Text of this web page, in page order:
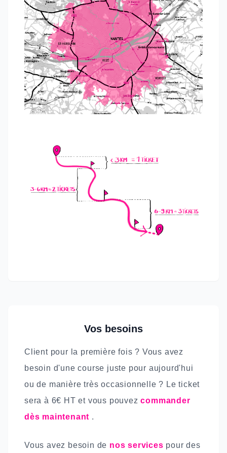
Vos besoins
Client pour la première fois ? Vous avez
besoin d'une course juste pour aujourd'hui
ou de manière très occasionnelle ? Le ticket
sera à 6€ HT et vous pouvezcommander
dès maintenant .
Vous avez besoin de nos services pour des